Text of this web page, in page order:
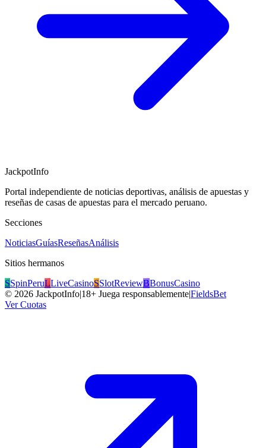
JackpotInfo
Portal independiente de noticias deportivas, análisis de apuestas y
reseñas de casas de apuestas para el mercado peruano.
Secciones
NoticiasGuíasReseñasAnálisis
Sitios hermanos
SSpinPeruLLiveCasinoSSlotReviewBBonusCasino
© 2026 JackpotInfo|18+ Juega responsablemente|FieldsBet
Ver Cuotas